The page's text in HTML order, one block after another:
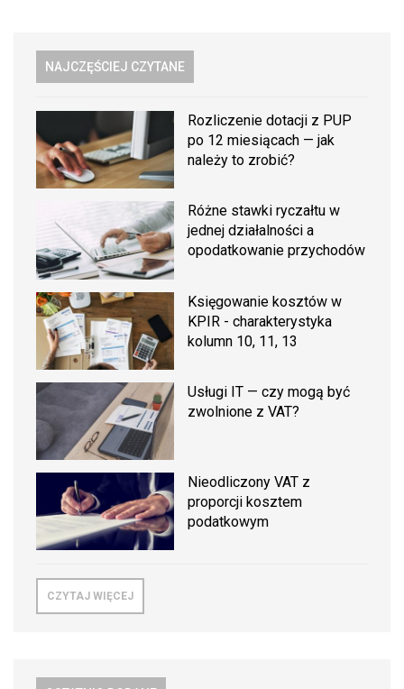
NAJCZĘŚCIEJ CZYTANE
Rozliczenie dotacji z PUP
po 12 miesiącach — jak
należy to zrobić?
Różne stawki ryczałtu w
jednej działalności a
opodatkowanie przychodów
Księgowanie kosztów w
KPIR - charakterystyka
kolumn 10, 11, 13
Usługi IT — czy mogą być
zwolnione z VAT?
Nieodliczony VAT z
proporcji kosztem
podatkowym
CZYTAJ WIĘCEJ